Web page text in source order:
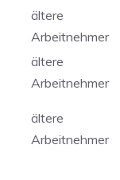
ältere
Arbeitnehmer
ältere
Arbeitnehmer
ältere
Arbeitnehmer